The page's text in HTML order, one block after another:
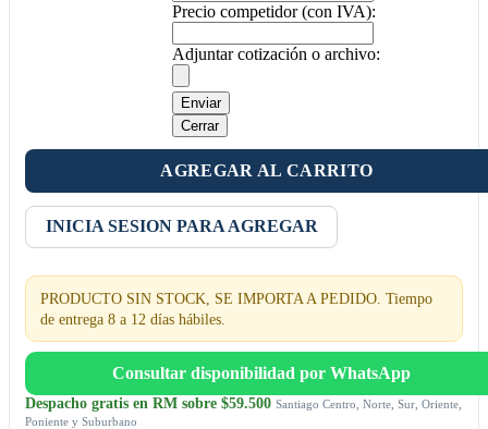
Precio competidor (con IVA):
Adjuntar cotización o archivo:
Enviar
Cerrar
AGREGAR AL CARRITO
INICIA SESION PARA AGREGAR
PRODUCTO SIN STOCK, SE IMPORTA A PEDIDO. Tiempo
de entrega 8 a 12 días hábiles.
Consultar disponibilidad por WhatsApp
Despacho gratis en RM sobre $59.500 Santiago Centro, Norte, Sur, Oriente,
Poniente y Suburbano